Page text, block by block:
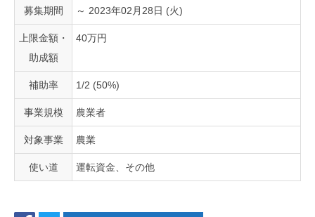
募集期間 ～ 2023年02月28日 (火)
上限金額・
助成額
40万円
補助率 1/2 (50%)
事業規模 農業者
対象事業 農業
使い道 運転資金、その他